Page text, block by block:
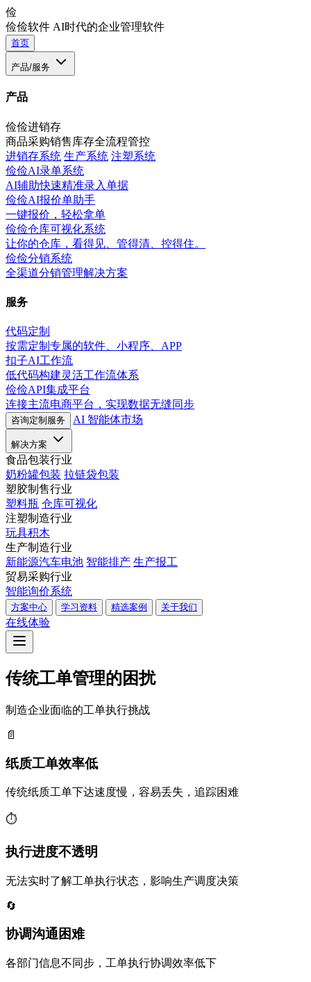
俭
俭俭软件 AI时代的企业管理软件
首页
产品/服务
产品
俭俭进销存
商品采购销售库存全流程管控
进销存系统 生产系统 注塑系统
俭俭AI录单系统
AI辅助快速精准录入单据
俭俭AI报价单助手
一键报价，轻松拿单
俭俭仓库可视化系统
让你的仓库，看得见、管得清、控得住。
俭俭分销系统
全渠道分销管理解决方案
服务
代码定制
按需定制专属的软件、小程序、APP
扣子AI工作流
低代码构建灵活工作流体系
俭俭API集成平台
连接主流电商平台，实现数据无缝同步
咨询定制服务 AI 智能体市场
解决方案
食品包装行业
奶粉罐包装 拉链袋包装
塑胶制售行业
塑料瓶 仓库可视化
注塑制造行业
玩具积木
生产制造行业
新能源汽车电池 智能排产 生产报工
贸易采购行业
智能询价系统
方案中心 学习资料 精选案例 关于我们
在线体验
传统工单管理的困扰
制造企业面临的工单执行挑战
📄
纸质工单效率低
传统纸质工单下达速度慢，容易丢失，追踪困难
⏱️
执行进度不透明
无法实时了解工单执行状态，影响生产调度决策
🔄
协调沟通困难
各部门信息不同步，工单执行协调效率低下